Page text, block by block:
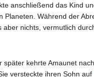
anschließend das Kind
Planeten. Während der
aber nichts, vermutlich
später kehrte Amaunet
versteckte ihren Sohn auf